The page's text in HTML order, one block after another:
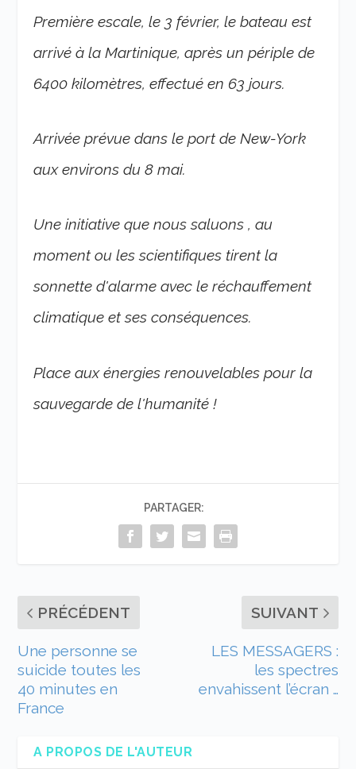
Première escale, le 3 février, le bateau est
arrivé à la Martinique, après un périple de
6400 kilomètres, effectué en 63 jours.
Arrivée prévue dans le port de New-York
aux environs du 8 mai.
Une initiative que nous saluons , au
moment ou les scientifiques tirent la
sonnette d'alarme avec le réchauffement
climatique et ses conséquences.
Place aux énergies renouvelables pour la
sauvegarde de l'humanité !
PARTAGER:
PRÉCÉDENT
Une personne se
suicide toutes les
40 minutes en
France
SUIVANT
LES MESSAGERS :
les spectres
envahissent l’écran …
A PROPOS DE L'AUTEUR